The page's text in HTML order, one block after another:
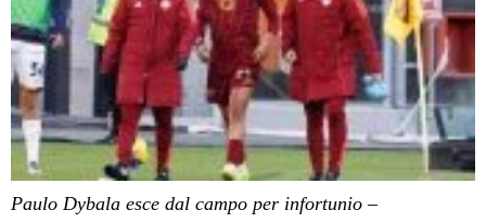
Paulo Dybala esce dal campo per infortunio –